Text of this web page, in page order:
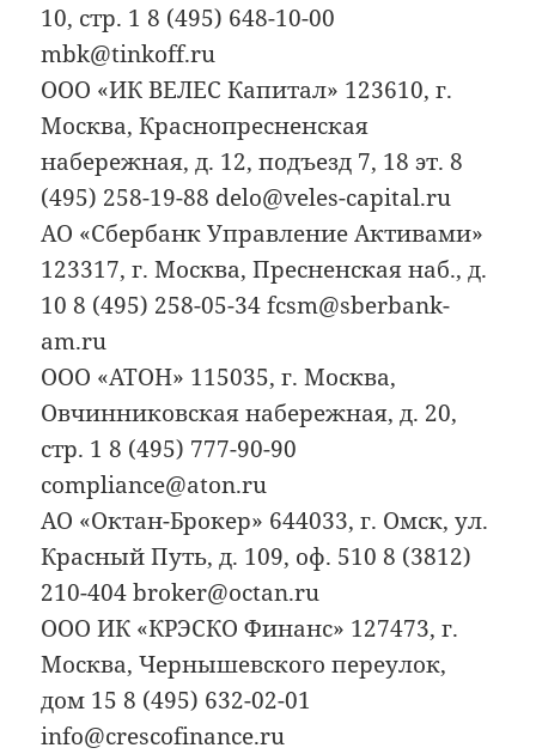
10, стр. 1 8 (495) 648-10-00
mbk@tinkoff.ru
ООО «ИК ВЕЛЕС Капитал» 123610, г.
Москва, Краснопресненская
набережная, д. 12, подъезд 7, 18 эт. 8
(495) 258-19-88 delo@veles-capital.ru
АО «Сбербанк Управление Активами»
123317, г. Москва, Пресненская наб., д.
10 8 (495) 258-05-34 fcsm@sberbank-
am.ru
ООО «АТОН» 115035, г. Москва,
Овчинниковская набережная, д. 20,
стр. 1 8 (495) 777-90-90
compliance@aton.ru
АО «Октан-Брокер» 644033, г. Омск, ул.
Красный Путь, д. 109, оф. 510 8 (3812)
210-404 broker@octan.ru
ООО ИК «КРЭСКО Финанс» 127473, г.
Москва, Чернышевского переулок,
дом 15 8 (495) 632-02-01
info@crescofinance.ru